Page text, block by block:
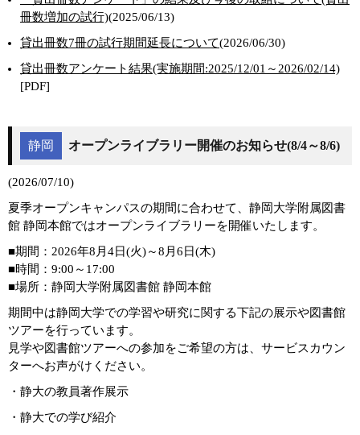
冊数増加の試行)(2025/06/13)
貸出冊数7冊の試行期間延長について(2026/06/30)
貸出冊数アンケート結果(実施期間:2025/12/01～2026/02/14)
[PDF]
静岡 オープンライブラリー開催のお知らせ(8/4～8/6)
(2026/07/10)
夏季オープンキャンパスの期間に合わせて、静岡大学附属図書
館 静岡本館ではオープンライブラリーを開催いたします。
■期間：2026年8月4日(火)～8月6日(木)
■時間：9:00～17:00
■場所：静岡大学附属図書館 静岡本館
期間中は静岡大学での学習や研究に関する下記の展示や図書館
ツアーを行っています。
見学や図書館ツアーへの参加をご希望の方は、サービスカウン
ターへお声がけください。
・静大の教員著作展示
・静大での学び紹介